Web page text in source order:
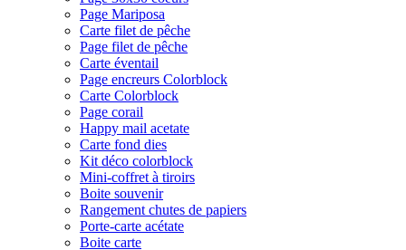
Page Mariposa
Carte filet de pêche
Page filet de pêche
Carte éventail
Page encreurs Colorblock
Carte Colorblock
Page corail
Happy mail acetate
Carte fond dies
Kit déco colorblock
Mini-coffret à tiroirs
Boite souvenir
Rangement chutes de papiers
Porte-carte acétate
Boite carte